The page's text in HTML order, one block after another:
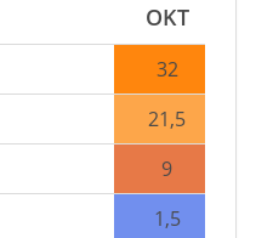
OKT
32
21,5
9
1,5